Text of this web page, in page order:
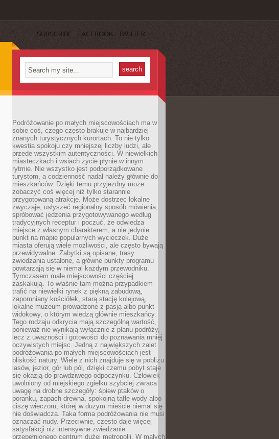
SUBSCRIBE FACEBOOK TWITTER
Podróżowanie po małych miejscowościach ma w
sobie coś, czego często brakuje w najbardziej
znanych turystycznych kurortach. To nie tylko
kwestia spokoju czy mniejszej liczby ludzi, ale
przede wszystkim autentyczności. W niewielkich
miasteczkach i wsiach życie płynie w innym
rytmie. Nie wszystko jest podporządkowane
turystom, a codzienność nadal należy głównie do
mieszkańców. Dzięki temu przyjezdny może
zobaczyć coś więcej niż tylko starannie
przygotowaną atrakcję. Może dostrzec lokalne
zwyczaje, usłyszeć regionalny sposób mówienia,
spróbować jedzenia przygotowywanego według
tradycyjnych receptur i poczuć, że odwiedza
miejsce z własnym charakterem, a nie jedynie
punkt na mapie popularnych wycieczek. Duże
miasta oferują wiele możliwości, ale często bywają
przewidywalne. Zabytki są opisane, trasy
zwiedzania ustalone, a główne punkty programu
powtarzają się w niemal każdym przewodniku.
Tymczasem małe miejscowości częściej
zaskakują. To właśnie tam można przypadkiem
trafić na niewielki rynek z piękną zabudową,
zapomniany kościółek, starą stację kolejową,
lokalne muzeum prowadzone z pasją albo punkt
widokowy, o którym wiedzą głównie mieszkańcy.
Tego rodzaju odkrycia mają szczególną wartość,
ponieważ nie wynikają wyłącznie z planu podróży,
lecz z uważności i gotowości do poznawania mniej
oczywistych miejsc. Jedną z największych zalet
podróżowania po małych miejscowościach jest
bliskość natury. Wiele z nich znajduje się w pobliżu
lasów, jezior, gór lub pól, dzięki czemu pobyt staje
się okazją do prawdziwego odpoczynku. Człowiek
uwolniony od miejskiego zgiełku szybciej zwraca
uwagę na drobne szczegóły: śpiew ptaków o
poranku, zapach drewna, spokojną taflę wody albo
ciszę wieczoru, której w dużym mieście niemal się
nie doświadcza. Taka forma podróżowania nie musi
oznaczać nudy. Przeciwnie, często daje więcej
satysfakcji niż intensywne zwiedzanie
przepełnionego centrum dużej metropolii. W małych